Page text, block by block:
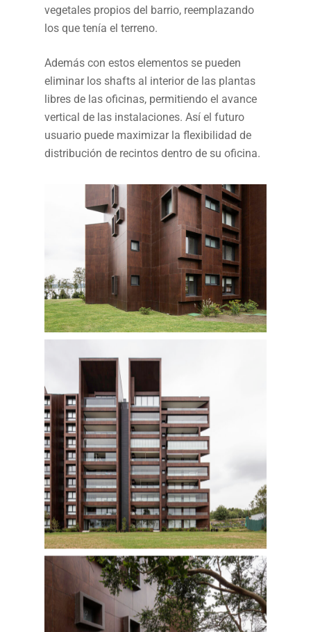
vegetales propios del barrio, reemplazando
los que tenía el terreno.
Además con estos elementos se pueden
eliminar los shafts al interior de las plantas
libres de las oficinas, permitiendo el avance
vertical de las instalaciones. Así el futuro
usuario puede maximizar la flexibilidad de
distribución de recintos dentro de su oficina.